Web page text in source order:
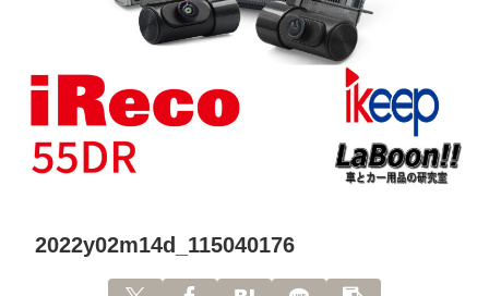
2022y02m14d_115040176